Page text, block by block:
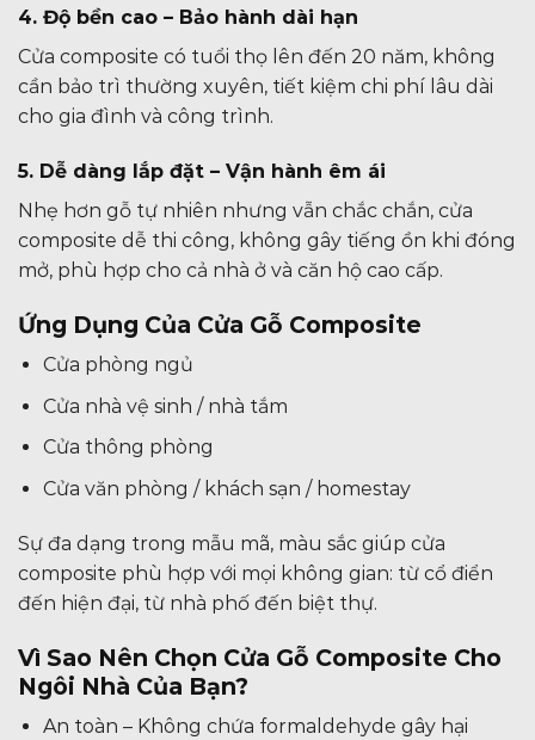
4. Độ bền cao – Bảo hành dài hạn
Cửa composite có tuổi thọ lên đến 20 năm, không
cần bảo trì thường xuyên, tiết kiệm chi phí lâu dài
cho gia đình và công trình.
5. Dễ dàng lắp đặt – Vận hành êm ái
Nhẹ hơn gỗ tự nhiên nhưng vẫn chắc chắn, cửa
composite dễ thi công, không gây tiếng ồn khi đóng
mở, phù hợp cho cả nhà ở và căn hộ cao cấp.
Ứng Dụng Của Cửa Gỗ Composite
Cửa phòng ngủ
Cửa nhà vệ sinh / nhà tắm
Cửa thông phòng
Cửa văn phòng / khách sạn / homestay
Sự đa dạng trong mẫu mã, màu sắc giúp cửa
composite phù hợp với mọi không gian: từ cổ điển
đến hiện đại, từ nhà phố đến biệt thự.
Vì Sao Nên Chọn Cửa Gỗ Composite Cho
Ngôi Nhà Của Bạn?
An toàn – Không chứa formaldehyde gây hại